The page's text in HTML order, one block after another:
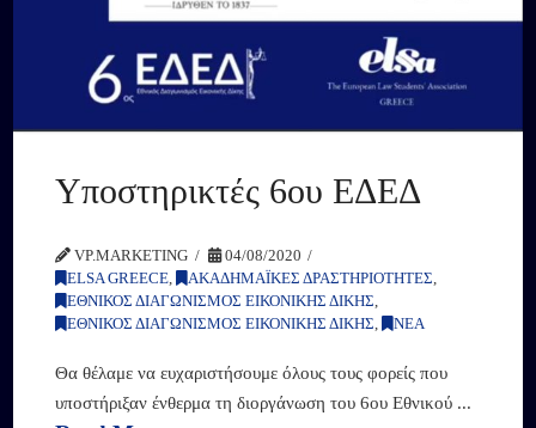
Υποστηρικτές 6ου ΕΔΕΔ
VP.MARKETING
04/08/2020
ELSA GREECE, ΑΚΑΔΗΜΑΪΚΕΣ ΔΡΑΣΤΗΡΙΟΤΗΤΕΣ,
ΕΘΝΙΚΟΣ ΔΙΑΓΩΝΙΣΜΟΣ ΕΙΚΟΝΙΚΗΣ ΔΙΚΗΣ,
ΕΘΝΙΚΟΣ ΔΙΑΓΩΝΙΣΜΟΣ ΕΙΚΟΝΙΚΗΣ ΔΙΚΗΣ, ΝΕΑ
Θα θέλαμε να ευχαριστήσουμε όλους τους φορείς που
υποστήριξαν ένθερμα τη διοργάνωση του 6ου Εθνικού ...